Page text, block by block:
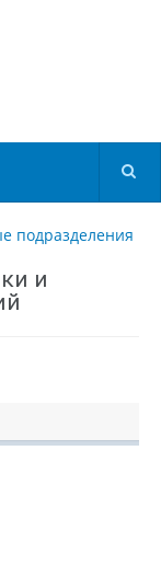
подразделения
и